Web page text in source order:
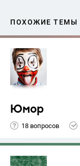
ПОХОЖИЕ ТЕМЫ
Юмор
18 вопросов